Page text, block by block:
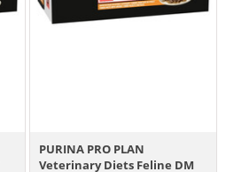
PURINA PRO PLAN
Veterinary Diets Feline DM